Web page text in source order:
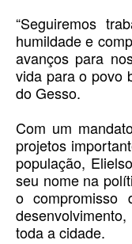
“Seguiremos
humildade e
avanços para
vida para o povo
do Gesso.
Com um
projetos
população,
seu nome na
o compromisso
toda a cidade.